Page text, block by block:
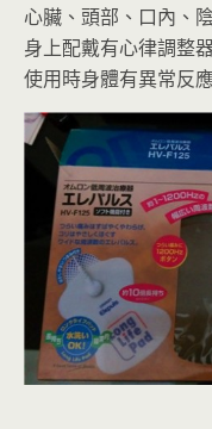
心臟、頭部、口內、
身上配戴有心律調整
使用時身體有異常反